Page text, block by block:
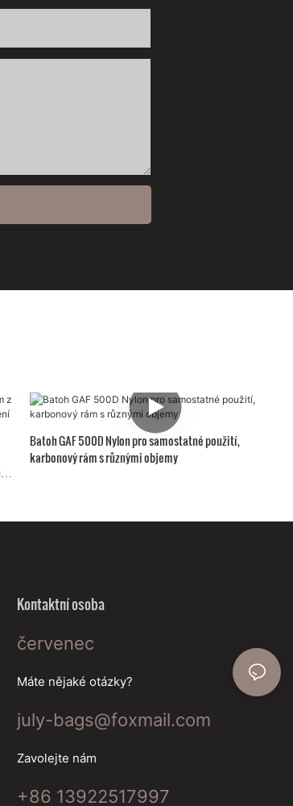
Batoh GAF 500D Nylon pro samostatné použití,
karbonový rám s různými objemy
Kontaktní osoba
červenec
Máte nějaké otázky?
july-bags@foxmail.com
Zavolejte nám
+86 13922517997